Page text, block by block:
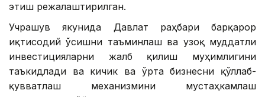
этиш режалаштирилган.
Учрашув якунида Давлат раҳбари барқарор
иқтисодий ўсишни таъминлаш ва узоқ муддатли
инвестицияларни жалб қилиш муҳимлигини
таъкидлади ва кичик ва ўрта бизнесни қўллаб-
қувватлаш механизмини мустаҳкамлаш